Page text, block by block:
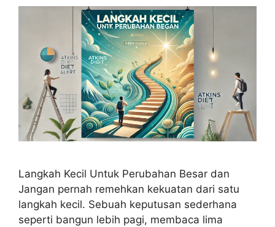
Langkah Kecil Untuk Perubahan Besar dan
Jangan pernah remehkan kekuatan dari satu
langkah kecil. Sebuah keputusan sederhana
seperti bangun lebih pagi, membaca lima